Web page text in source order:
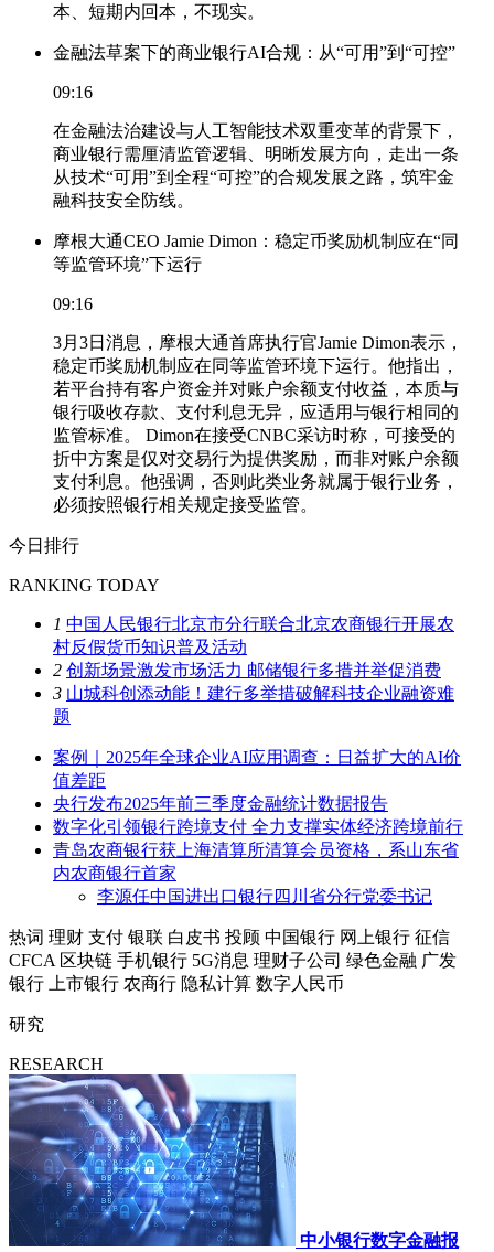
本、短期内回本，不现实。
金融法草案下的商业银行AI合规：从“可用”到“可控”
09:16
在金融法治建设与人工智能技术双重变革的背景下，
商业银行需厘清监管逻辑、明晰发展方向，走出一条
从技术“可用”到全程“可控”的合规发展之路，筑牢金
融科技安全防线。
摩根大通CEO Jamie Dimon：稳定币奖励机制应在“同
等监管环境”下运行
09:16
3月3日消息，摩根大通首席执行官Jamie Dimon表示，
稳定币奖励机制应在同等监管环境下运行。他指出，
若平台持有客户资金并对账户余额支付收益，本质与
银行吸收存款、支付利息无异，应适用与银行相同的
监管标准。 Dimon在接受CNBC采访时称，可接受的
折中方案是仅对交易行为提供奖励，而非对账户余额
支付利息。他强调，否则此类业务就属于银行业务，
必须按照银行相关规定接受监管。
今日排行
RANKING TODAY
1 中国人民银行北京市分行联合北京农商银行开展农
村反假货币知识普及活动
2 创新场景激发市场活力 邮储银行多措并举促消费
3 山城科创添动能！建行多举措破解科技企业融资难
题
案例｜2025年全球企业AI应用调查：日益扩大的AI价
值差距
央行发布2025年前三季度金融统计数据报告
数字化引领银行跨境支付 全力支撑实体经济跨境前行
青岛农商银行获上海清算所清算会员资格，系山东省
内农商银行首家
李源任中国进出口银行四川省分行党委书记
热词 理财 支付 银联 白皮书 投顾 中国银行 网上银行 征信
CFCA 区块链 手机银行 5G消息 理财子公司 绿色金融 广发
银行
上市银行 农商行 隐私计算 数字人民币
研究
RESEARCH
中小银行数字金融报